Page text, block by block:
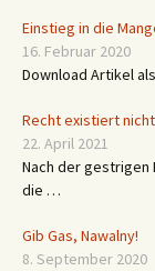
Einstieg in die
16. Februar 2020
Download Artikel
Recht existiert
22. April 2021
Nach der gestrigen
die …
Gib Gas, Nawalny!
8. September 2020